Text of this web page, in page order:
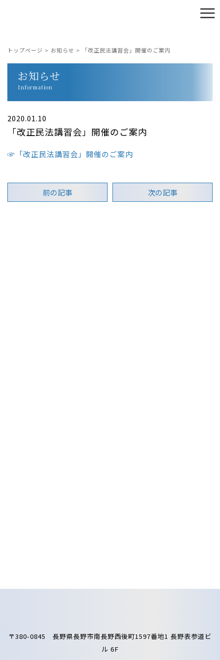
≡
トップページ > お知らせ > 「改正民法講習会」開催のご案内
お知らせ
Information
2020.01.10
「改正民法講習会」開催のご案内
☞「改正民法講習会」開催のご案内
前の記事 次の記事
〒380-0845 長野県長野市南長野西後町1597番地1 長野表参道ビ
ル 6F